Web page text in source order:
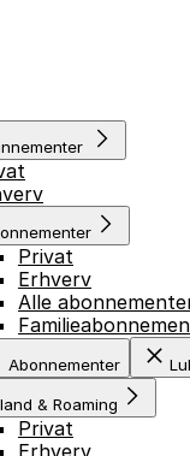
Privat
Erhverv
Alle
Abonnementer
& Roaming
Privat
Erhverv